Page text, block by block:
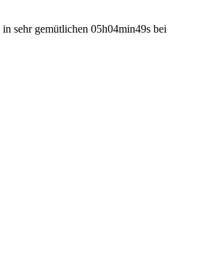
sehr gemütlichen 05h04min49s bei